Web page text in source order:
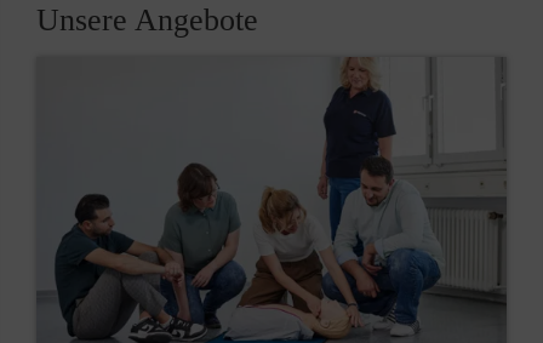
Unsere Angebote